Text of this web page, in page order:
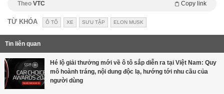
Theo VTC Copy link
TỪ KHÓA Ô TÔ XE SƯU TẬP ELON MUSK
Tin liên quan
Hé lộ giải thưởng mới về ô tô sắp diễn ra tại Việt Nam: Quy
mô hoành tráng, nội dung độc lạ, hướng tới nhu cầu của
người dùng